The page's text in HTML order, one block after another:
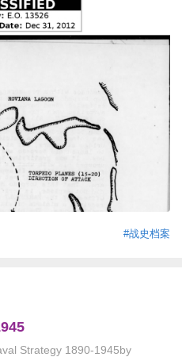
#战史档案
Strategy 1890-1945by